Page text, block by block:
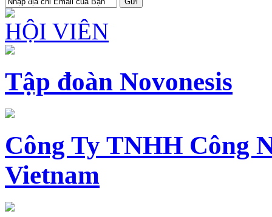
HỘI VIÊN
Tập đoàn Novonesis
Công Ty TNHH Công
Vietnam